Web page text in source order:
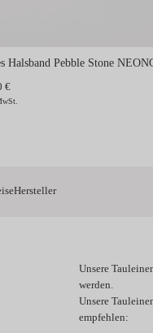
Halsband Pebble Stone
€
Hersteller
Unsere
werden.
Unsere
empfehlen: